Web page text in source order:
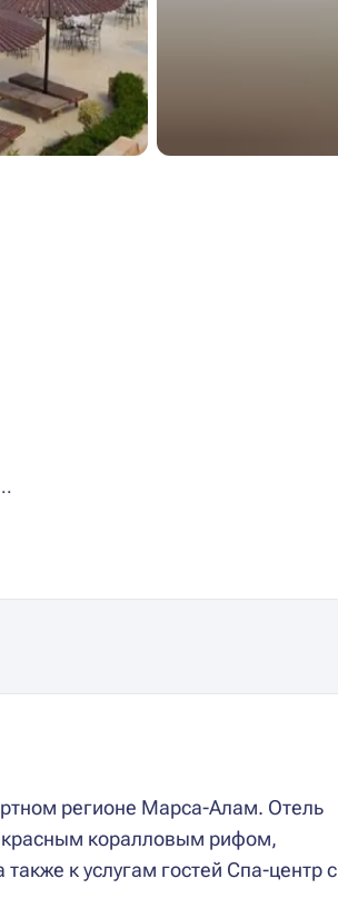
регионе Марса-Алам. Отель
коралловым рифом,
к услугам гостей Спа-центр с